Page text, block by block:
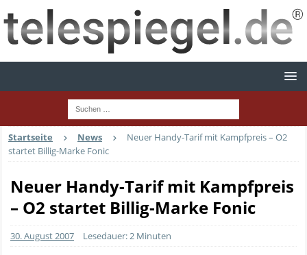
Startseite News
Neuer Handy-Tarif mit Kampfpreis – O2
startet Billig-Marke Fonic
Neuer Handy-Tarif mit Kampfpreis
– O2 startet Billig-Marke Fonic
30. August 2007 Lesedauer: 2 Minuten